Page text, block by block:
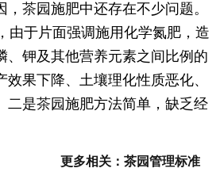
， 茶园施肥中还存在不少问题。
于片面强调施用化学氮肥，造
、钾及其他营养元素之间比例的
果下降、土壤理化性质恶化、
二是茶园施肥方法简单，缺乏经
更多相关： 茶园管理标准